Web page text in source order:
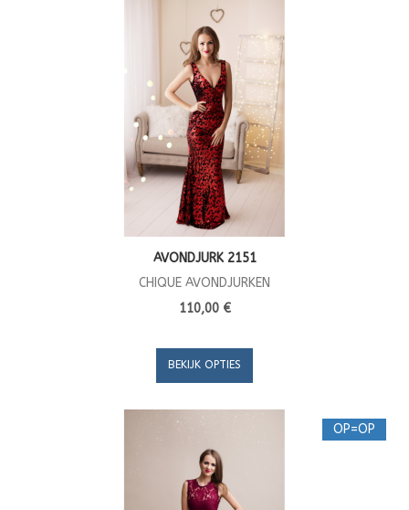
AVONDJURK 2151
CHIQUE AVONDJURKEN
110,00 €
BEKIJK OPTIES
OP=OP